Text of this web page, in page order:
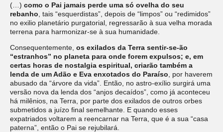
(…) como o Pai jamais perde uma só ovelha do seu
rebanho , tais “esquerdistas”, depois de “limpos” ou “redimidos”
no exilio planetário purgatorial, regressarão à sua velha morada
terrena para harmonizar-se à sua humanidade.
Consequentemente, os exilados da Terra sentir-se-ão
“estranhos” no planeta para onde forem expulsos; e, em
certas horas de nostalgia espiritual, criarão também a
lenda de um Adão e Eva enxotados do Paraíso , por haverem
abusado da “árvore da vida”. Então, no astro-exílio surgirá uma
versão nova da lenda dos “anjos decaídos”, como já aconteceu
há milênios, na Terra, por parte dos exilados de outros orbes
submetidos a juízo final semelhante. E quando esses
expatriados voltarem a reencarnar na Terra, que é a sua “casa
paterna”, então o Pai se rejubilará.